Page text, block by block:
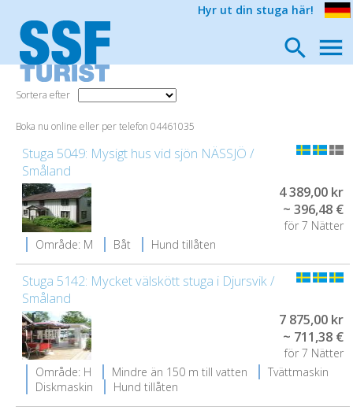
Hyr ut din stuga här!
Sortera efter
Boka nu online eller per telefon 04461035
Stuga 5049: Mysigt hus vid sjön NÄSSJÖ /
Småland
4 389,00 kr
~ 396,48 €
för 7 Nätter
Område: M
Båt Hund tillåten
Stuga 5142: Mycket välskött stuga i Djursvik /
Småland
7 875,00 kr
~ 711,38 €
för 7 Nätter
Område: H
Mindre än 150 m till vatten
Tvättmaskin
Diskmaskin
Hund tillåten